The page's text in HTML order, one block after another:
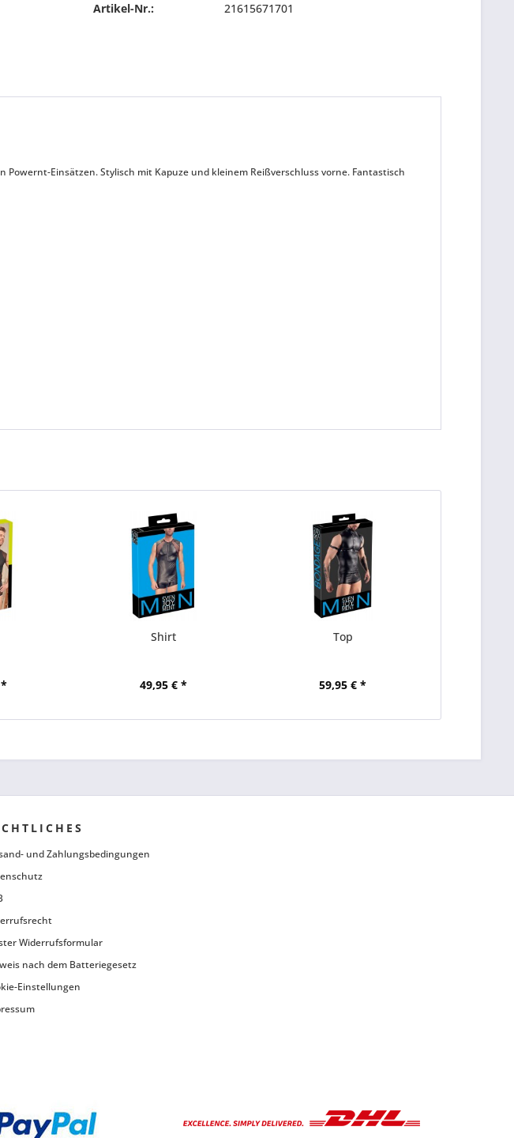
Artikel-Nr.: 21615671701
Einsätzen. Stylisch mit Kapuze und kleinem Reißverschluss vorne. Fantastisch
*
Shirt
49,95 € *
Top
59,95 € *
und Zahlungsbedingungen
Widerrufsformular
nach dem Batteriegesetz
Einstellungen